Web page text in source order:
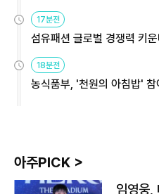
17분전
섬유패션 글로벌 경쟁력 키
18분전
농식품부, '천원의 아침밥'
아주PICK >
임영웅,